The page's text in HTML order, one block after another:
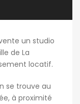
un studio
de La
locatif.
se trouve au
à proximité